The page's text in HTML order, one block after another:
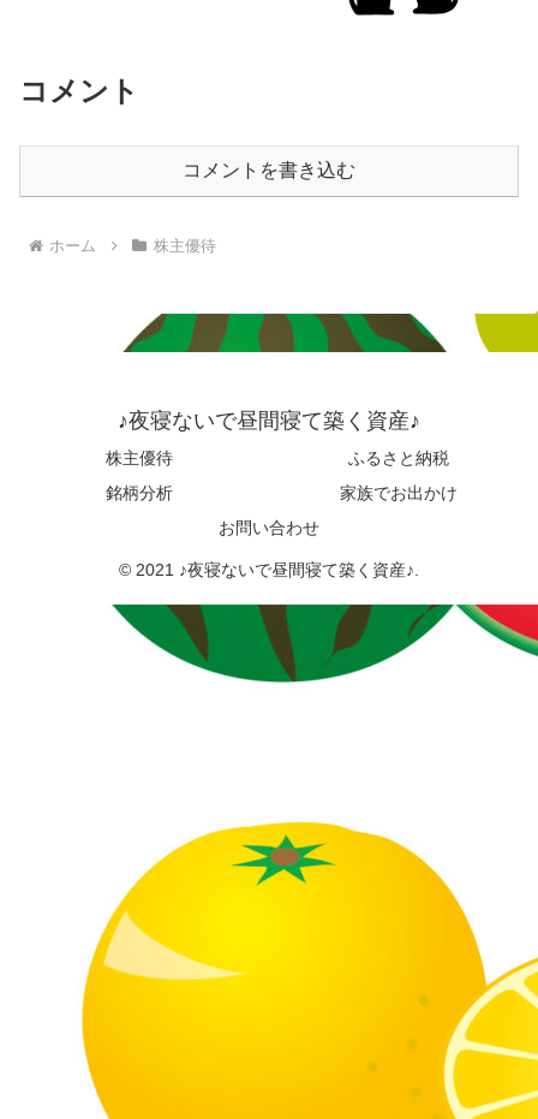
コメント
コメントを書き込む
ホーム 株主優待
♪夜寝ないで昼間寝て築く資産♪
株主優待
ふるさと納税
銘柄分析
家族でお出かけ
お問い合わせ
© 2021 ♪夜寝ないで昼間寝て築く資産♪.